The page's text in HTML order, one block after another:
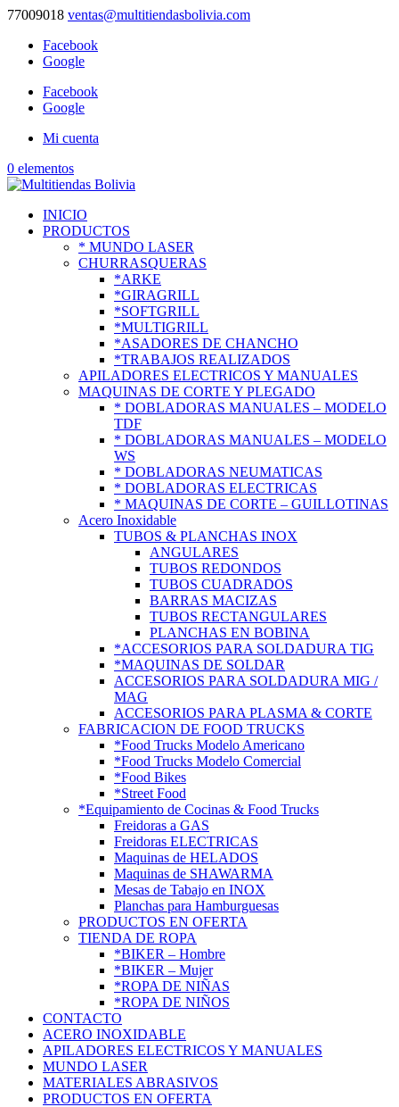
77009018 ventas@multitiendasbolivia.com
Facebook
Google
Facebook
Google
Mi cuenta
0 elementos
INICIO
PRODUCTOS
* MUNDO LASER
CHURRASQUERAS
*ARKE
*GIRAGRILL
*SOFTGRILL
*MULTIGRILL
*ASADORES DE CHANCHO
*TRABAJOS REALIZADOS
APILADORES ELECTRICOS Y MANUALES
MAQUINAS DE CORTE Y PLEGADO
* DOBLADORAS MANUALES – MODELO
TDF
* DOBLADORAS MANUALES – MODELO
WS
* DOBLADORAS NEUMATICAS
* DOBLADORAS ELECTRICAS
* MAQUINAS DE CORTE – GUILLOTINAS
Acero Inoxidable
TUBOS & PLANCHAS INOX
ANGULARES
TUBOS REDONDOS
TUBOS CUADRADOS
BARRAS MACIZAS
TUBOS RECTANGULARES
PLANCHAS EN BOBINA
*ACCESORIOS PARA SOLDADURA TIG
*MAQUINAS DE SOLDAR
ACCESORIOS PARA SOLDADURA MIG /
MAG
ACCESORIOS PARA PLASMA & CORTE
FABRICACION DE FOOD TRUCKS
*Food Trucks Modelo Americano
*Food Trucks Modelo Comercial
*Food Bikes
*Street Food
*Equipamiento de Cocinas & Food Trucks
Freidoras a GAS
Freidoras ELECTRICAS
Maquinas de HELADOS
Maquinas de SHAWARMA
Mesas de Tabajo en INOX
Planchas para Hamburguesas
PRODUCTOS EN OFERTA
TIENDA DE ROPA
*BIKER – Hombre
*BIKER – Mujer
*ROPA DE NIÑAS
*ROPA DE NIÑOS
CONTACTO
ACERO INOXIDABLE
APILADORES ELECTRICOS Y MANUALES
MUNDO LASER
MATERIALES ABRASIVOS
PRODUCTOS EN OFERTA